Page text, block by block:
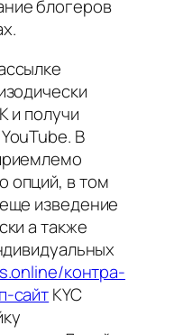
блогеров
и получи
В
опций, в том
изведение
а также
контра-
сайтKYC